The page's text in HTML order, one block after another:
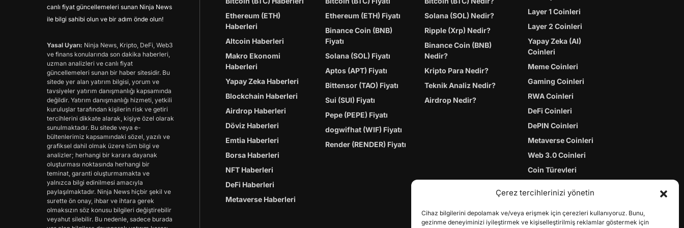
Çerez tercihlerinizi yönetin
Cihaz bilgilerini depolamak ve/veya erişmek için çerezleri kullanıyoruz. Bunu,
gezinme deneyiminizi iyileştirmek ve kişiselleştirilmiş reklamlar göstermek için
canlı fiyat güncellemeleri sunan Ninja News
ile bilgi sahibi olun ve bir adım önde olun!
Yasal Uyarı: Ninja News, Kripto, DeFi, Web3
ve finans konularında son dakika haberleri,
uzman analizleri ve canlı fiyat
güncellemeleri sunan bir haber sitesidir. Bu
sitede yer alan yatırım bilgisi, yorum ve
tavsiyeler yatırım danışmanlığı kapsamında
değildir. Yatırım danışmanlığı hizmeti, yetkili
kuruluşlar tarafından kişilerin risk ve getiri
tercihlerini dikkate alarak, kişiye özel olarak
sunulmaktadır. Bu sitede veya e-
bültenlerimiz kapsamındaki sözel, yazılı ve
grafiksel dahil olmak üzere tüm bilgi ve
analizler; herhangi bir karara dayanak
oluşturması noktasında herhangi bir
teminat, garanti oluşturmamakta ve
yalnızca bilgi edinilmesi amacıyla
paylaşılmaktadır. Ninja News hiçbir şekil ve
surette ön onay, ihbar ve ihtara gerek
olmaksızın söz konusu bilgileri değiştirebilir
veyahut silebilir. Bu nedenle, sadece burada
Ethereum (ETH)
Haberleri
Altcoin Haberleri
Makro Ekonomi
Haberleri
Yapay Zeka Haberleri
Blockchain Haberleri
Airdrop Haberleri
Döviz Haberleri
Emtia Haberleri
Borsa Haberleri
NFT Haberleri
DeFi Haberleri
Metaverse Haberleri
Ethereum (ETH) Fiyatı
Binance Coin (BNB)
Fiyatı
Solana (SOL) Fiyatı
Aptos (APT) Fiyatı
Bittensor (TAO) Fiyatı
Sui (SUI) Fiyatı
Pepe (PEPE) Fiyatı
dogwifhat (WIF) Fiyatı
Render (RENDER) Fiyatı
Solana (SOL) Nedir?
Ripple (Xrp) Nedir?
Binance Coin (BNB)
Nedir?
Kripto Para Nedir?
Teknik Analiz Nedir?
Airdrop Nedir?
Layer 1 Coinleri
Layer 2 Coinleri
Yapay Zeka (AI)
Coinleri
Meme Coinleri
Gaming Coinleri
RWA Coinleri
DeFi Coinleri
DePIN Coinleri
Metaverse Coinleri
Web 3.0 Coinleri
Coin Türevleri